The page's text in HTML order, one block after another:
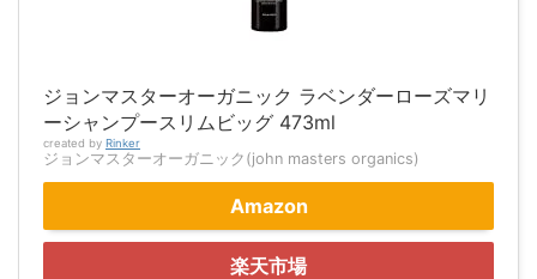
ジョンマスターオーガニック ラベンダーローズマリ
ーシャンプースリムビッグ 473ml
created by Rinker
ジョンマスターオーガニック(john masters organics)
Amazon
楽天市場